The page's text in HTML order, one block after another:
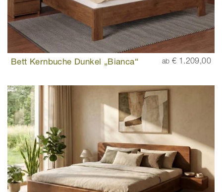
Bett Kernbuche Dunkel „Bianca“ ab € 1.209,00